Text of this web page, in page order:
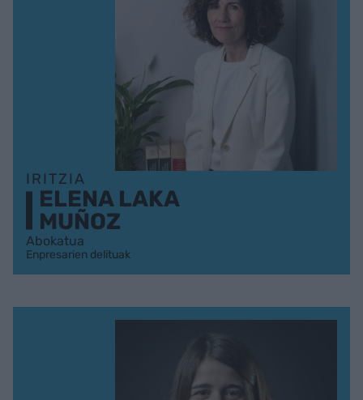
IRITZIA
ELENA LAKA
MUÑOZ
Abokatua
Enpresarien delituak